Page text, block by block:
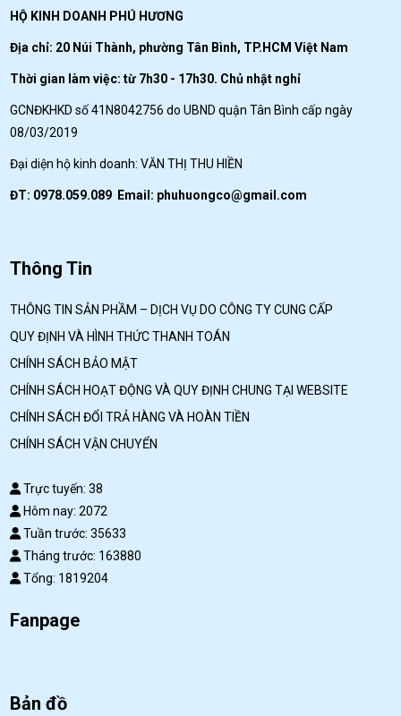
HỘ KINH DOANH PHÚ HƯƠNG
Địa chỉ: 20 Núi Thành, phường Tân Bình, TP.HCM Việt Nam
Thời gian làm việc: từ 7h30 - 17h30. Chủ nhật nghỉ
GCNĐKHKD số 41N8042756 do UBND quận Tân Bình cấp ngày
08/03/2019
Đại diện hộ kinh doanh: VĂN THỊ THU HIỀN
ĐT: 0978.059.089 Email: phuhuongco@gmail.com
Thông Tin
THÔNG TIN SẢN PHẦM – DỊCH VỤ DO CÔNG TY CUNG CẤP
QUY ĐỊNH VÀ HÌNH THỨC THANH TOÁN
CHÍNH SÁCH BẢO MẬT
CHÍNH SÁCH HOẠT ĐỘNG VÀ QUY ĐỊNH CHUNG TẠI WEBSITE
CHÍNH SÁCH ĐỔI TRẢ HÀNG VÀ HOÀN TIỀN
CHÍNH SÁCH VẬN CHUYỂN
Trực tuyến: 38
Hôm nay: 2072
Tuần trước: 35633
Tháng trước: 163880
Tổng: 1819204
Fanpage
Bản đồ